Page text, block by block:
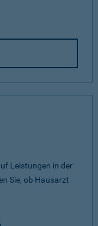
Leistungen in der
Sie, ob Hausarzt